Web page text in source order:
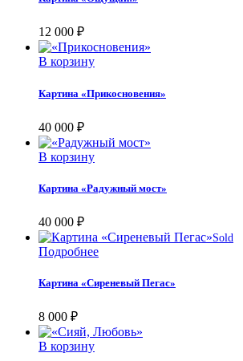
12 000 ₽
В корзину
Картина «Прикосновения»
40 000 ₽
В корзину
Картина «Радужный мост»
40 000 ₽
Sold
Подробнее
Картина «Сиреневый Пегас»
8 000 ₽
В корзину